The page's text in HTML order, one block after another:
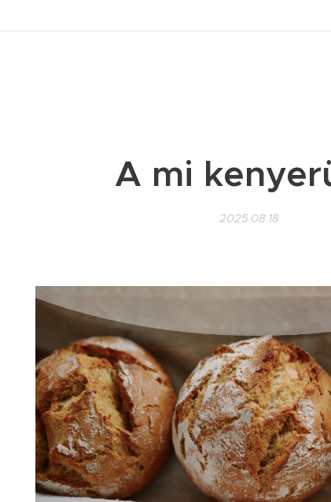
A mi
2025.08.18